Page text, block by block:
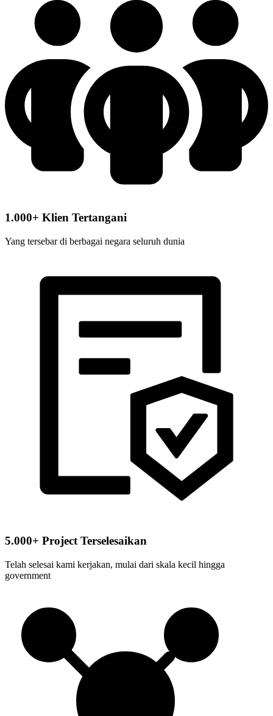
1.000+ Klien Tertangani
Yang tersebar di berbagai negara seluruh dunia
5.000+ Project Terselesaikan
Telah selesai kami kerjakan, mulai dari skala kecil hingga
government